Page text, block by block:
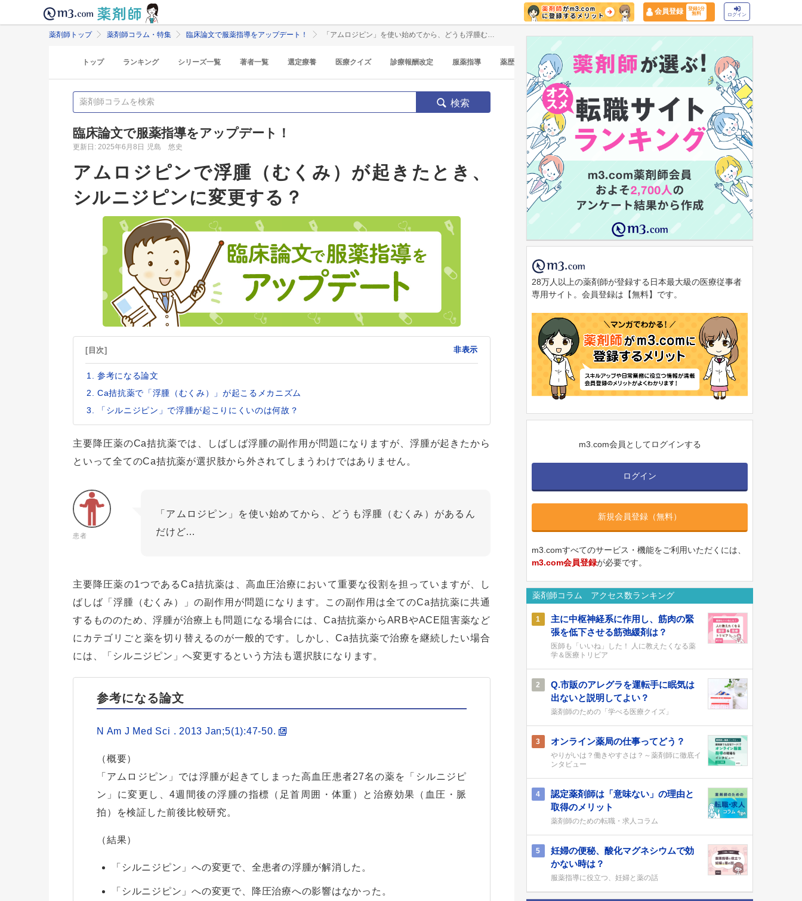
会員登録
登録1分
無料
ログイン
薬剤師トップ 薬剤師コラム・特集 臨床論文で服薬指導をアップデート！ 「アムロジピン」を使い始めてから、どうも浮腫む…
トップ ランキング シリーズ一覧 著者一覧 選定療養 医療クイズ 診療報酬改定 服薬指導 薬歴 マイナ保険証
検索
臨床論文で服薬指導をアップデート！
更新日: 2025年6月8日 児島 悠史
アムロジピンで浮腫（むくみ）が起きたとき、
シルニジピンに変更する？
[目次] 非表示
参考になる論文
Ca拮抗薬で「浮腫（むくみ）」が起こるメカニズム
「シルニジピン」で浮腫が起こりにくいのは何故？
主要降圧薬のCa拮抗薬では、しばしば浮腫の副作用が問題になりますが、浮腫が起きたから
といって全てのCa拮抗薬が選択肢から外されてしまうわけではありません。
患者
「アムロジピン」を使い始めてから、どうも浮腫（むくみ）があるん
だけど…
主要降圧薬の1つであるCa拮抗薬は、高血圧治療において重要な役割を担っていますが、し
ばしば「浮腫（むくみ）」の副作用が問題になります。この副作用は全てのCa拮抗薬に共通
するもののため、浮腫が治療上も問題になる場合には、Ca拮抗薬からARBやACE阻害薬など
にカテゴリごと薬を切り替えるのが一般的です。しかし、Ca拮抗薬で治療を継続したい場合
には、「シルニジピン」へ変更するという方法も選択肢になります。
参考になる論文
N Am J Med Sci . 2013 Jan;5(1):47-50.
（概要）
「アムロジピン」では浮腫が起きてしまった高血圧患者27名の薬を「シルニジピ
ン」に変更し、4週間後の浮腫の指標（足首周囲・体重）と治療効果（血圧・脈
拍）を検証した前後比較研究。
（結果）
「シルニジピン」への変更で、全患者の浮腫が解消した。
「シルニジピン」への変更で、降圧治療への影響はなかった。
28万人以上の薬剤師が登録する日本最大級の医療従事者
専用サイト。会員登録は【無料】です。
m3.com会員としてログインする
ログイン
新規会員登録（無料）
m3.comすべてのサービス・機能をご利用いただくには、
m3.com会員登録が必要です。
薬剤師コラム アクセス数ランキング
1
主に中枢神経系に作用し、筋肉の緊
張を低下させる筋弛緩剤は？
医師も「いいね」した！ 人に教えたくなる薬
学＆医療トリビア
2
Q.市販のアレグラを運転手に眠気は
出ないと説明してよい？
薬剤師のための「学べる医療クイズ」
3 オンライン薬局の仕事ってどう？
やりがいは？働きやすさは？～薬剤師に徹底イ
ンタビュー
4
認定薬剤師は「意味ない」の理由と
取得のメリット
薬剤師のための転職・求人コラム
5
妊婦の便秘、酸化マグネシウムで効
かない時は？
服薬指導に役立つ、妊婦と薬の話